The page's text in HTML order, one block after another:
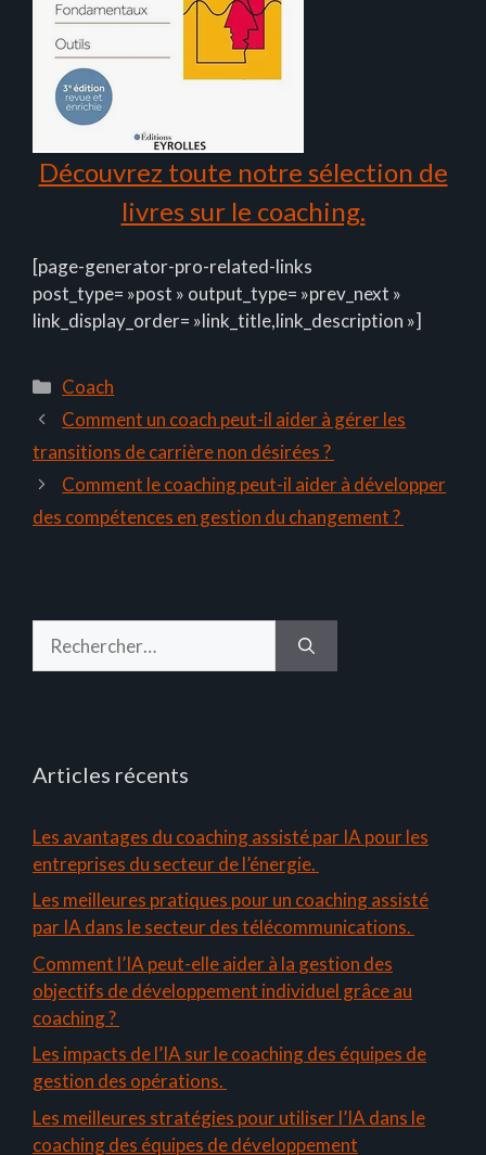
Découvrez toute notre sélection de
livres sur le coaching.
[page-generator-pro-related-links
post_type= »post » output_type= »prev_next »
link_display_order= »link_title,link_description »]
Catégories
Coach
Comment un coach peut-il aider à gérer les
transitions de carrière non désirées ?
Comment le coaching peut-il aider à développer
des compétences en gestion du changement ?
Articles récents
Les avantages du coaching assisté par IA pour les
entreprises du secteur de l’énergie.
Les meilleures pratiques pour un coaching assisté
par IA dans le secteur des télécommunications.
Comment l’IA peut-elle aider à la gestion des
objectifs de développement individuel grâce au
coaching ?
Les impacts de l’IA sur le coaching des équipes de
gestion des opérations.
Les meilleures stratégies pour utiliser l’IA dans le
coaching des équipes de développement